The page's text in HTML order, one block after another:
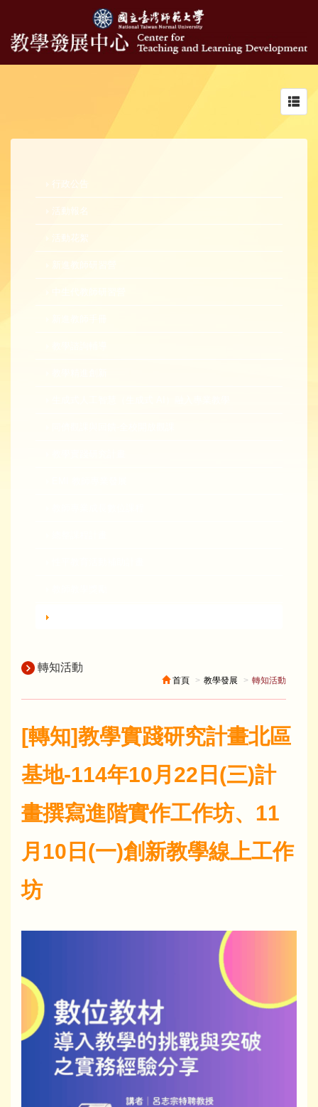
行政公告
活動報名
活動花絮
新進教師研習營
轉知活動
首頁 教學發展 轉知活動
[轉知]教學實踐研究計畫北區
基地-114年10月22日(三)計
畫撰寫進階實作工作坊、11
月10日(一)創新教學線上工作
坊